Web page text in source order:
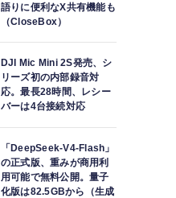
語りに便利なX共有機能も
（CloseBox）
DJI Mic Mini 2S発売、シ
リーズ初の内部録音対
応。最長28時間、レシー
バーは4台接続対応
「DeepSeek-V4-Flash」
の正式版、重みが商用利
用可能で無料公開。量子
化版は82.5GBから（生成